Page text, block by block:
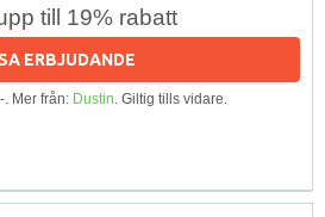
till 19% rabatt
ERBJUDANDE
. Mer från: Dustin. Giltig tills vidare.